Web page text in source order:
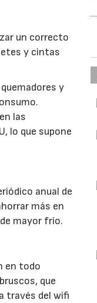
un correcto
y cintas
y
las
lo que supone
anual de
más en
mayor frío.
en todo
que
través del wifi